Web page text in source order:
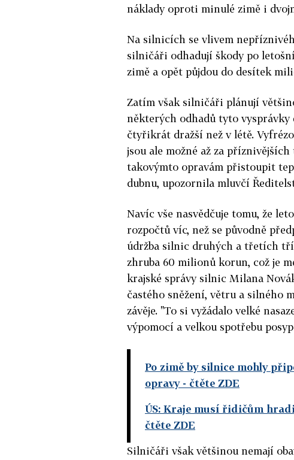
náklady oproti minulé zimě i
Na silnicích se vlivem
silničáři odhadují škody po
zimě a opět půjdou do desítek
Zatím však silničáři plánují
některých odhadů tyto
čtyřikrát dražší než v létě.
jsou ale možné až za
takovýmto opravám přistoupit
dubnu, upozornila mluvčí
Navíc vše nasvědčuje tomu, že
rozpočtů víc, než se původně
údržba silnic druhých a třetích
zhruba 60 milionů korun, což je
krajské správy silnic Milana
častého sněžení, větru a silného
závěje. "To si vyžádalo velké
výpomocí a velkou spotřebu
Po zimě by silnice mohly
opravy- čtěte ZDE
ÚS: Kraje musí řidičům
čtěte ZDE
Silničáři však většinou nemají